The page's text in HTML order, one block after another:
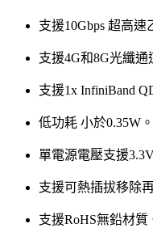
支援10Gbps 超高速
支援4G和8G光纖通
支援1x InfiniBand
低功耗 小於0.35W。
單電源電壓支援
支援可熱插拔移除
支援RoHS無鉛材質